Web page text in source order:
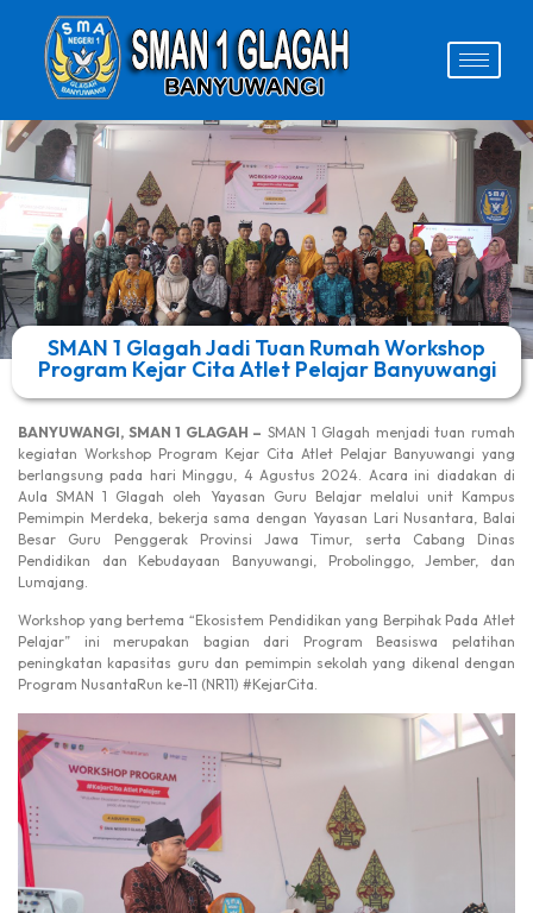
SMAN 1 Glagah Jadi Tuan Rumah Workshop
Program Kejar Cita Atlet Pelajar Banyuwangi
BANYUWANGI, SMAN 1 GLAGAH – SMAN 1 Glagah menjadi tuan rumah
kegiatan Workshop Program Kejar Cita Atlet Pelajar Banyuwangi yang
berlangsung pada hari Minggu, 4 Agustus 2024. Acara ini diadakan di
Aula SMAN 1 Glagah oleh Yayasan Guru Belajar melalui unit Kampus
Pemimpin Merdeka, bekerja sama dengan Yayasan Lari Nusantara, Balai
Besar Guru Penggerak Provinsi Jawa Timur, serta Cabang Dinas
Pendidikan dan Kebudayaan Banyuwangi, Probolinggo, Jember, dan
Lumajang.
Workshop yang bertema “Ekosistem Pendidikan yang Berpihak Pada Atlet
Pelajar” ini merupakan bagian dari Program Beasiswa pelatihan
peningkatan kapasitas guru dan pemimpin sekolah yang dikenal dengan
Program NusantaRun ke-11 (NR11) #KejarCita.